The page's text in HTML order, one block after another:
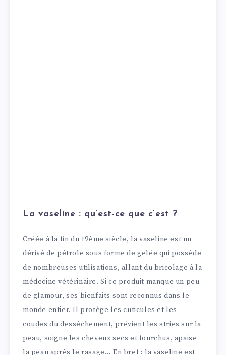
La vaseline : qu’est-ce que c’est ?
Créée à la fin du 19ème siècle, la vaseline est un
dérivé de pétrole sous forme de gelée qui possède
de nombreuses utilisations, allant du bricolage à la
médecine vétérinaire. Si ce produit manque un peu
de glamour, ses bienfaits sont reconnus dans le
monde entier. Il protège les cuticules et les
coudes du desséchement, prévient les stries sur la
peau, soigne les cheveux secs et fourchus, apaise
la peau après le rasage… En bref : la vaseline est